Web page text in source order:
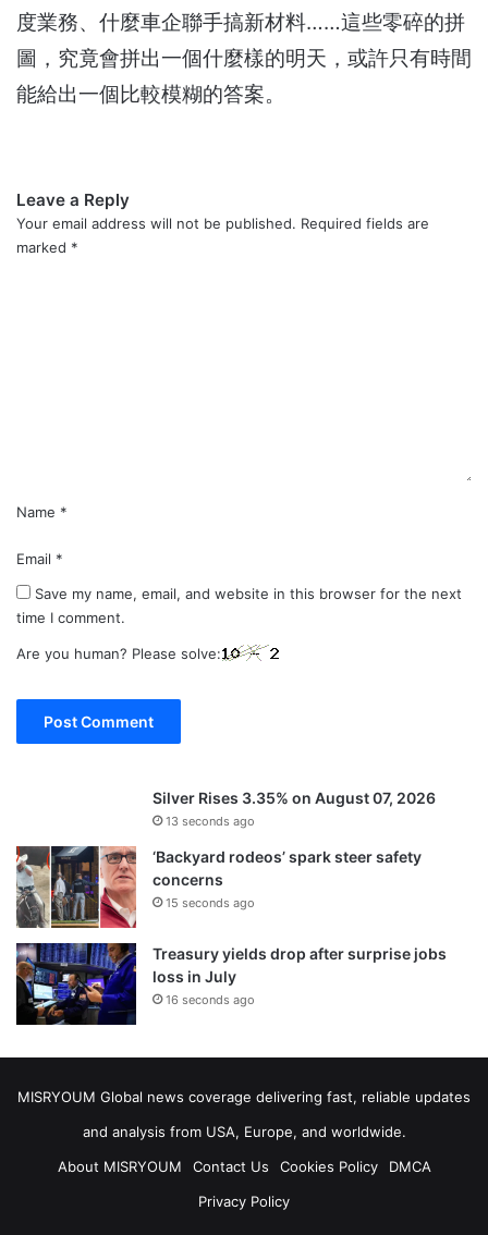
度業務、什麼車企聯手搞新材料……這些零碎的拼
圖，究竟會拼出一個什麼樣的明天，或許只有時間
能給出一個比較模糊的答案。
Leave a Reply
Your email address will not be published. Required fields are
marked *
Name *
Email *
Save my name, email, and website in this browser for the next
time I comment.
Are you human? Please solve:
Silver Rises 3.35% on August 07, 2026
13 seconds ago
‘Backyard rodeos’ spark steer safety
concerns
15 seconds ago
Treasury yields drop after surprise jobs
loss in July
16 seconds ago
MISRYOUM Global news coverage delivering fast, reliable updates
and analysis from USA, Europe, and worldwide.
About MISRYOUM
Contact Us Cookies Policy
DMCA
Privacy Policy